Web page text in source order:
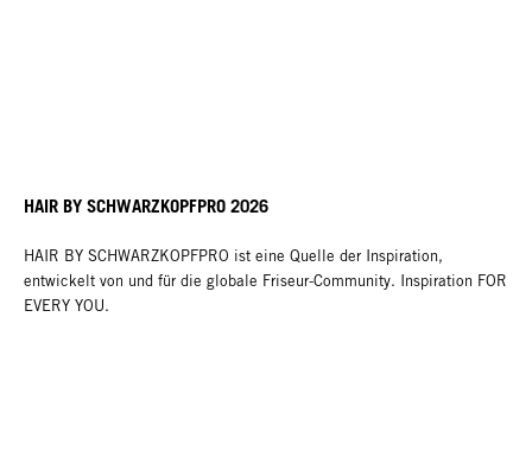
HAIR BY SCHWARZKOPFPRO 2026
HAIR BY SCHWARZKOPFPRO ist eine Quelle der Inspiration,
entwickelt von und für die globale Friseur-Community. Inspiration FOR
EVERY YOU.